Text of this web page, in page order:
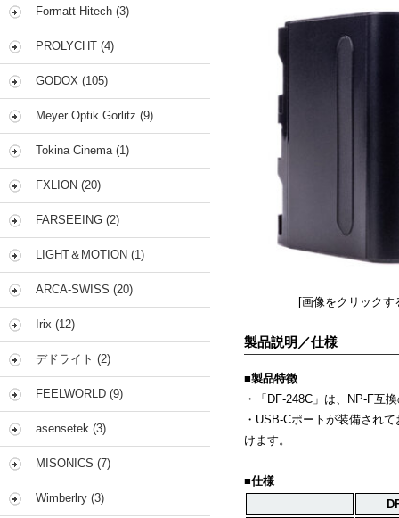
[画像をクリック
製品説明／仕様
■製品特徴
・「DF-248C」 は、NP-F互
・USB-Cポートが装備され
けます。
■仕様
Formatt Hitech (3)
PROLYCHT (4)
GODOX (105)
Meyer Optik Gorlitz (9)
Tokina Cinema (1)
FXLION (20)
FARSEEING (2)
LIGHT＆MOTION (1)
ARCA-SWISS (20)
Irix (12)
デドライト (2)
FEELWORLD (9)
asensetek (3)
MISONICS (7)
Wimberlry (3)